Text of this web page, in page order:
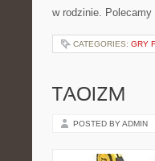
w rodzinie.
CATEGORIES: GRY
TAOIZM
POSTED BY ADMIN